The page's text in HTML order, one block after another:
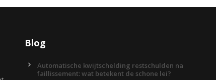
Blog
Automatische kwijtschelding restschulden na
faillissement: wat betekent de schone lei?